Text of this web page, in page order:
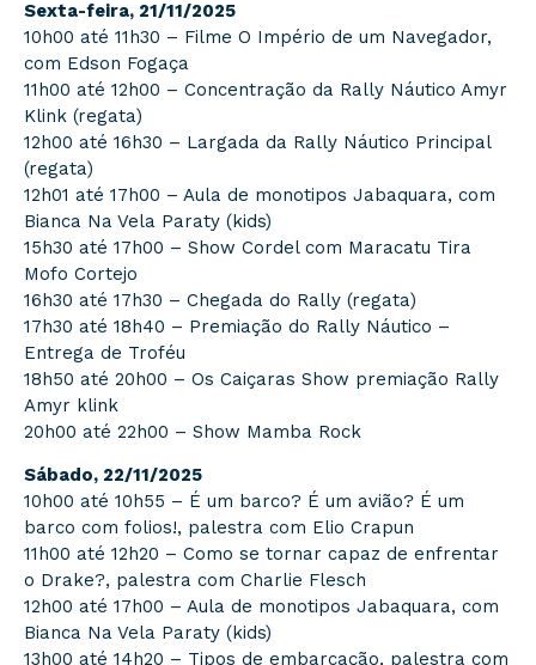
Sexta-feira, 21/11/2025
10h00 até 11h30 – Filme O Império de um Navegador,
com Edson Fogaça
11h00 até 12h00 – Concentração da Rally Náutico Amyr
Klink (regata)
12h00 até 16h30 – Largada da Rally Náutico Principal
(regata)
12h01 até 17h00 – Aula de monotipos Jabaquara, com
Bianca Na Vela Paraty (kids)
15h30 até 17h00 – Show Cordel com Maracatu Tira
Mofo Cortejo
16h30 até 17h30 – Chegada do Rally (regata)
17h30 até 18h40 – Premiação do Rally Náutico –
Entrega de Troféu
18h50 até 20h00 – Os Caiçaras Show premiação Rally
Amyr klink
20h00 até 22h00 – Show Mamba Rock
Sábado, 22/11/2025
10h00 até 10h55 – É um barco? É um avião? É um
barco com folios!, palestra com Elio Crapun
11h00 até 12h20 – Como se tornar capaz de enfrentar
o Drake?, palestra com Charlie Flesch
12h00 até 17h00 – Aula de monotipos Jabaquara, com
Bianca Na Vela Paraty (kids)
13h00 até 14h20 – Tipos de embarcação, palestra com